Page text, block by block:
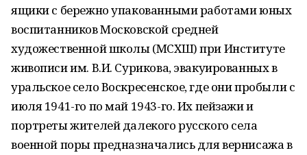
ящики с бережно упакованными работами юных
воспитанников Московской средней
художественной школы (МСХШ) при Институте
живописи им. В.И. Сурикова, эвакуированных в
уральское село Воскресенское, где они пробыли с
июля 1941-го по май 1943-го. Их пейзажи и
портреты жителей далекого русского села
военной поры предназначались для вернисажа в